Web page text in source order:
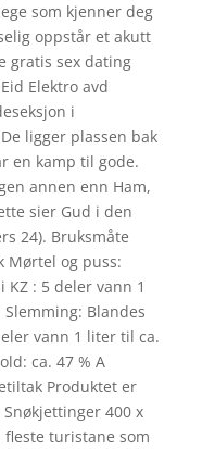
som kjenner deg
oppstår et akutt
gratis sex dating
Elektro avd
i
ligger plassen bak
en kamp til gode.
annen enn Ham,
sier Gud i den
24). Bruksmåte
Mørtel og puss:
KZ : 5 deler vann 1
Blandes
vann 1 liter til ca.
ca. 47 % A
Produktet er
400 x
fleste turistane som